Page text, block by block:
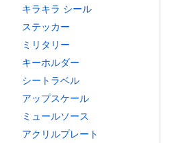
キラキラ シール
ステッカー
ミリタリー
キーホルダー
シートラベル
アップスケール
ミュールソース
アクリルプレート